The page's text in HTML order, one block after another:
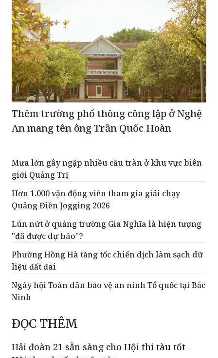
Thêm trường phổ thông công lập ở Nghệ
An mang tên ông Trần Quốc Hoàn
Mưa lớn gây ngập nhiều cầu tràn ở khu vực biên
giới Quảng Trị
Hơn 1.000 vận động viên tham gia giải chạy
Quảng Điền Jogging 2026
Lún nứt ở quảng trường Gia Nghĩa là hiện tượng
"đã được dự báo”?
Phường Hồng Hà tăng tốc chiến dịch làm sạch dữ
liệu đất đai
Ngày hội Toàn dân bảo vệ an ninh Tổ quốc tại Bắc
Ninh
ĐỌC THÊM
Hải đoàn 21 sẵn sàng cho Hội thi tàu tốt -